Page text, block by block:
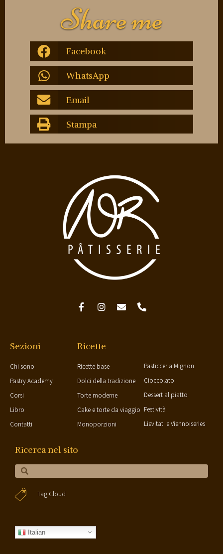
Share me
Facebook
WhatsApp
Email
Stampa
Sezioni
Chi sono
Pastry Academy
Corsi
Libro
Contatti
Ricette
Ricette base
Dolci della tradizione
Torte moderne
Cake e torte da viaggio
Monoporzioni
Pasticceria Mignon
Cioccolato
Dessert al piatto
Festività
Lievitati e Viennoiseries
Ricerca nel sito
Tag Cloud
Italian